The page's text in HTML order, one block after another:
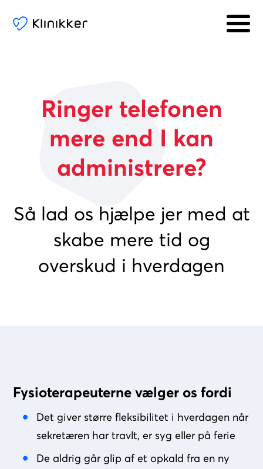
Ringer telefonen
mere end I kan
administrere?
Så lad os hjælpe jer med at
skabe mere tid og
overskud i hverdagen
Fysioterapeuterne vælger os fordi
Det giver større fleksibilitet i hverdagen når
sekretæren har travlt, er syg eller på ferie
De aldrig går glip af et opkald fra en ny